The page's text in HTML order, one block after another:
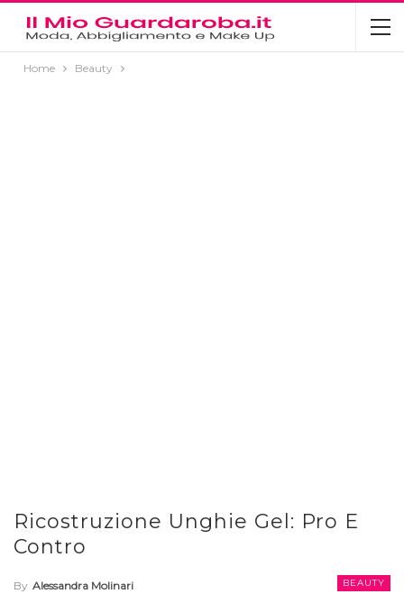
Home Beauty
Ricostruzione Unghie Gel: Pro E
Contro
BEAUTY
By Alessandra Molinari